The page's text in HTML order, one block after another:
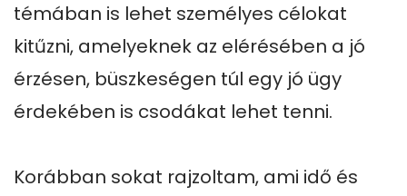
témában is lehet személyes célokat
kitűzni, amelyeknek az elérésében a jó
érzésen, büszkeségen túl egy jó ügy
érdekében is csodákat lehet tenni.
Korábban sokat rajzoltam, ami idő és